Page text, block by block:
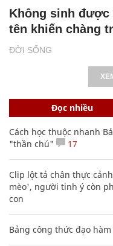
ĐỜI SỐNG
Không sinh được
tên khiến chàng
Đọc nhiều
Cách học thuộc nhanh
"thần chú"
17
Clip lột tả chân thực
mèo', người tinh ý còn
con
Bảng công thức đạo